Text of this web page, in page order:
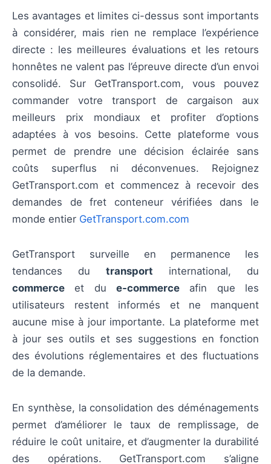
Les avantages et limites ci-dessus sont importants
à considérer, mais rien ne remplace l’expérience
directe : les meilleures évaluations et les retours
honnêtes ne valent pas l’épreuve directe d’un envoi
consolidé. Sur GetTransport.com, vous pouvez
commander votre transport de cargaison aux
meilleurs prix mondiaux et profiter d’options
adaptées à vos besoins. Cette plateforme vous
permet de prendre une décision éclairée sans
coûts superflus ni déconvenues. Rejoignez
GetTransport.com et commencez à recevoir des
demandes de fret conteneur vérifiées dans le
monde entier GetTransport.com.com
GetTransport surveille en permanence les
tendances du transport international, du
commerce et du e‑commerce afin que les
utilisateurs restent informés et ne manquent
aucune mise à jour importante. La plateforme met
à jour ses outils et ses suggestions en fonction
des évolutions réglementaires et des fluctuations
de la demande.
En synthèse, la consolidation des déménagements
permet d’améliorer le taux de remplissage, de
réduire le coût unitaire, et d’augmenter la durabilité
des opérations. GetTransport.com s’aligne